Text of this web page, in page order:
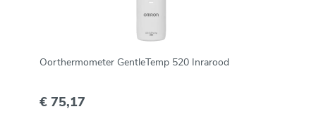
Oorthermometer GentleTemp 520 Inrarood
€ 75,17